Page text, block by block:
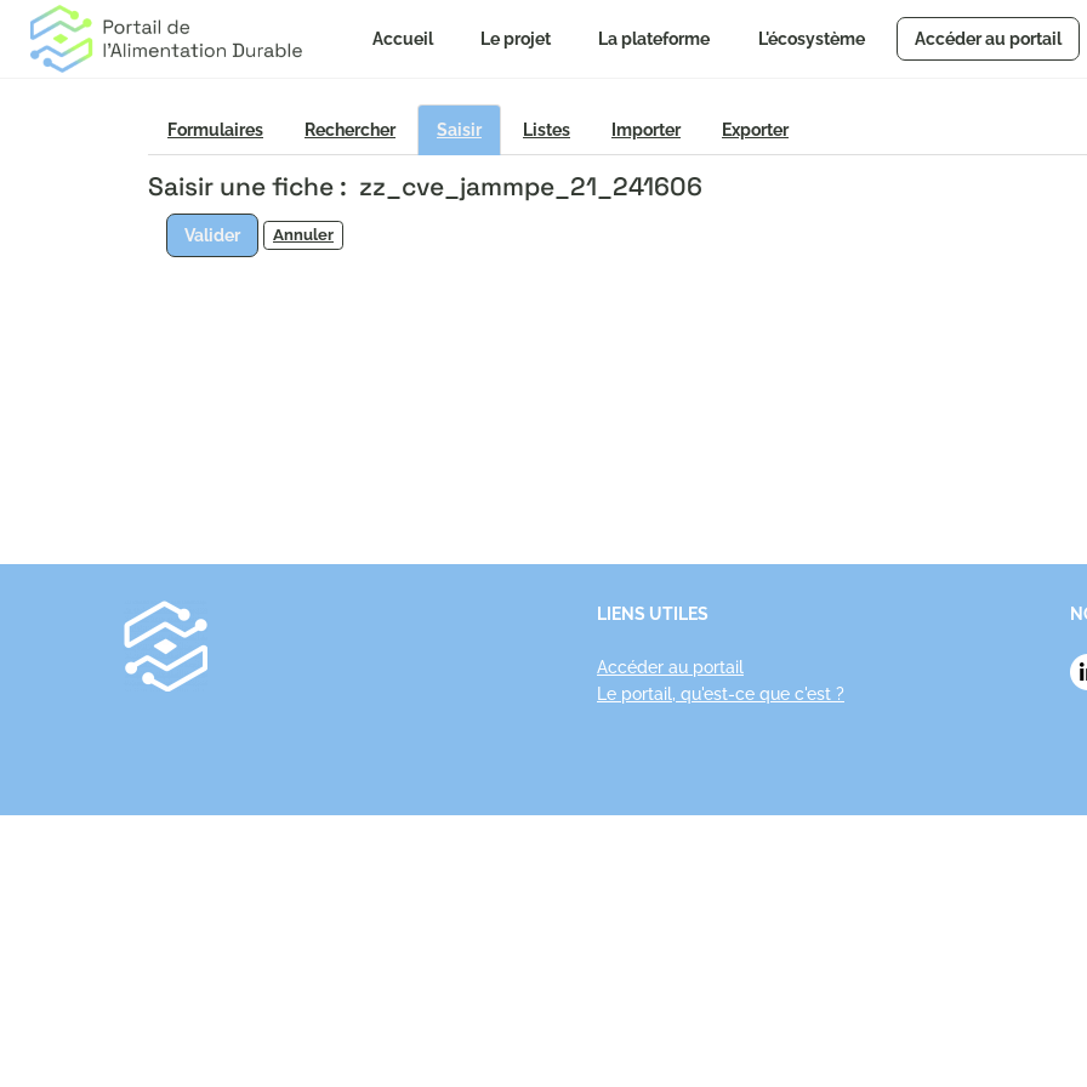
Accueil Le projet La plateforme L'écosystème Accéder au portail
Formulaires Rechercher Saisir Listes Importer Exporter
Saisir une fiche : zz_cve_jammpe_21_241606
Valider Annuler
LIENS UTILES
Accéder au portail
Le portail, qu'est-ce que c'est ?